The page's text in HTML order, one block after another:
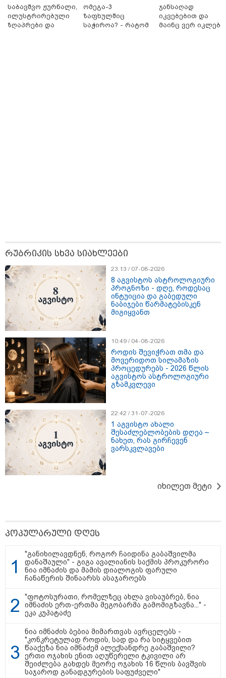
ბრალს წამიყენებს" - ცოტნე მირცხულავა
17:13 / 08-08-2026
"დასავლეთმა საქართველო ჩვენ წინააღმდეგ
გეოპოლიტიკური ბრძოლის უგუნურ იარაღად
გამოიყენა" - დიმიტრი მედვედევი
13:36 / 09-08-2026
24 წლის ფეხბურთელს თამაშის
დროს ელვამ დაარტყა,
დაშავდა 12 ადამიანი -
ვრცელდება ტრაგიკული
მომენტის ამსახველი კადრები
ტაილანდიდან
კადრებს აქვეყნებს თათია
12:18 / 08-08-2026
"რუსეთმა განახორციელა
20%-ის ოკუპაცია და
სააკაშვილის, მისი რეჟიმის
ღალატი ვერანაირად ვერ
ირაკლი კობახიძე
13:16 / 08-08-2026
"ძალიან ბევრ ინფორმაციას
ვიღებთ ხალხისგან" - რას წერს
ადვოკატი ტარიელ კაკაბაძე
საბავშვო ჟურნალი,
ილუსტრირებული
ზღაპრები და
ომეგა-3
ზაფხულშიც
საჭიროა? - რატომ
ჯანსაღად
იკვებებით და
მაინც ვერ იკლებთ
რუბრიკის სხვა სიახლეები
23:13 / 07-08-2026
8 აგვისტოს ასტროლოგიური
პროგნოზი - დღე, როდესაც
ინტუიცია და გაბედული
ნაბიჯები წარმატებისკენ
მიგიყვანთ
10:49 / 04-08-2026
როდის შევიჭრათ თმა და
მოვერიდოთ სილამაზის
პროცედურებს - 2026 წლის
აგვისტოს ასტროლოგიური
გზამკვლევი
22:42 / 31-07-2026
1 აგვისტო ახალი
შესაძლებლობების დღეა –
ნახეთ, რას გირჩევენ
ვარსკვლავები
იხილეთ მეტი
პოპულარული დღეს
"განიხილავდნენ, როგორ ჩაიდინა გაბაშვილმა
დანაშაული" - გიგა ავალიანის საქმის პროკურორი
ნია იმნაძის და მამის დიალოგის ფარული
ჩანაწერის შინაარსს ასაჯაროებს
"ფოტოსურათი, რომელზეც ახლა ვისაუბრებ, ნია
იმნაძის ერთ-ერთმა მეგობარმა გამომიგზავნა..." -
ეკა კუპატაძე
ნია იმნაძის ბებია მიმართვას ავრცელებს -
"კონკრეტულად როდის, სად და რა სიტყვებით
წააქეზა ნია იმნაძემ ალექსანდრე გაბაშვილი?
ერთი ოჯახის ენით აღუწერელი ტკივილი არ
შეიძლება გახდეს მეორე ოჯახის 16 წლის ბავშვის
საჯაროდ განადგურების საფუძველი"